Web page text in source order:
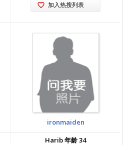
加入热搜列表
ironmaiden
Harib 年龄 34